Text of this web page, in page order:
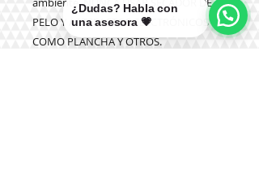
PELO Y ARTEFACTOS ELECTRÓNICOS
COMO PLANCHA Y OTROS.
¿Dudas? Habla con
una asesora 💗